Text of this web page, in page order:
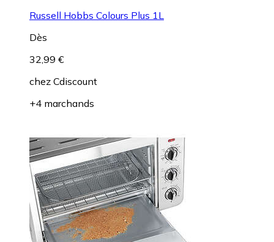
Russell Hobbs Colours Plus 1L
Dès
32,99 €
chez Cdiscount
+4 marchands